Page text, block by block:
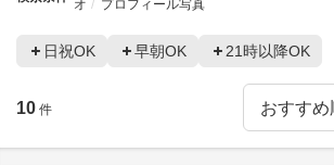
オ
プロフィール写真
日祝OK 早朝OK 21時以降OK
10 件